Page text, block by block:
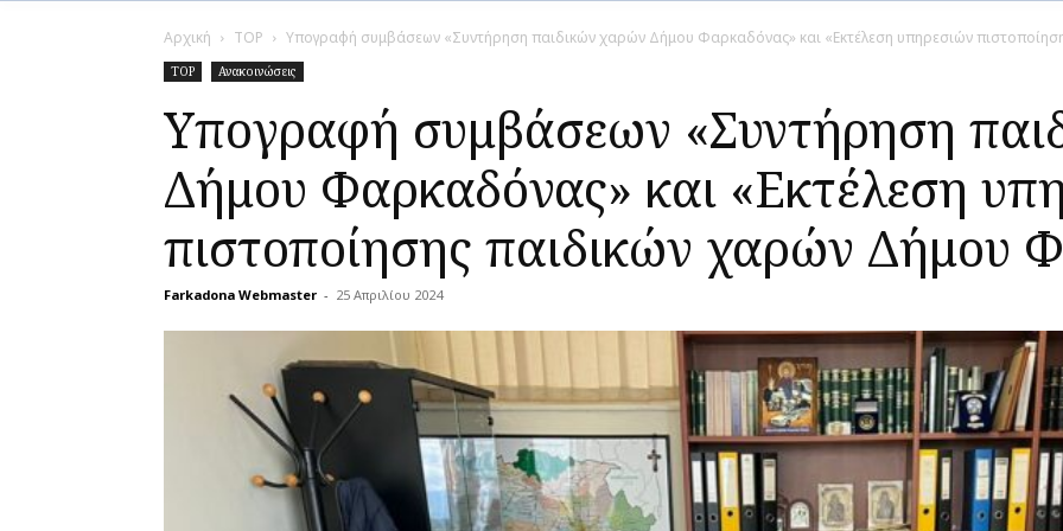
Αρχική TOP Υπογραφή συμβάσεων «Συντήρηση παιδικών χαρών Δήμου Φαρκαδόνας» και «Eκτέλεση υπηρεσιών
TOP Ανακοινώσεις
Υπογραφή συμβάσεων «Συντήρηση
Δήμου Φαρκαδόνας» και «Eκτέλεση
πιστοποίησης παιδικών χαρών Δήμου
Farkadona Webmaster - 25 Απριλίου 2024